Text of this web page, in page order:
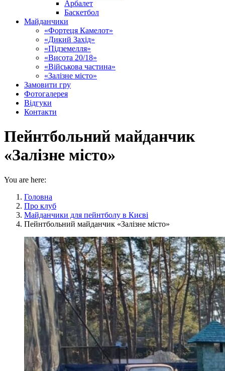
Арбалет
Баскетбол
Майданчики
«Фортеця Камелот»
«Дикий Захід»
«Підземелля»
«Висота 20/18»
«Військова частина»
«Залізне місто»
Замовити гру
Фотогалерея
Відгуки
Контакти
Пейнтбольний майданчик
«Залізне місто»
You are here:
Головна
Про клуб
Майданчики для пейнтболу в Києві
Пейнтбольний майданчик «Залізне місто»